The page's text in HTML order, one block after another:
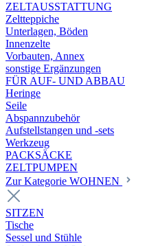
ZELTAUSSTATTUNG
Zeltteppiche
Unterlagen, Böden
Innenzelte
Vorbauten, Annex
sonstige Ergänzungen
FÜR AUF- UND ABBAU
Heringe
Seile
Abspannzubehör
Aufstellstangen und -sets
Werkzeug
PACKSÄCKE
ZELTPUMPEN
Zur Kategorie WOHNEN
SITZEN
Tische
Sessel und Stühle